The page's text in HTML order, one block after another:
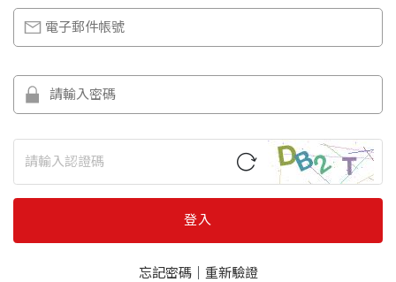
登入
忘記密碼｜ 重新驗證